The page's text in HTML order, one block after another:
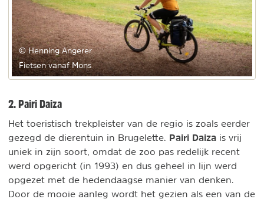
© Henning Angerer
Fietsen vanaf Mons
2. Pairi Daiza
Het toeristisch trekpleister van de regio is zoals eerder
gezegd de dierentuin in Brugelette. Pairi Daiza is vrij
uniek in zijn soort, omdat de zoo pas redelijk recent
werd opgericht (in 1993) en dus geheel in lijn werd
opgezet met de hedendaagse manier van denken.
Door de mooie aanleg wordt het gezien als een van de